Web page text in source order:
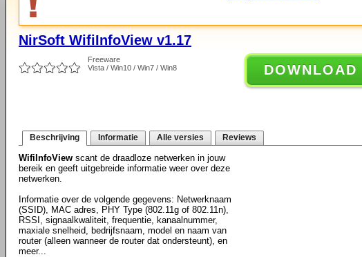
NirSoft WifiInfoView v1.17
Freeware
Vista / Win10 / Win7 / Win8
DOWNLOAD
Beschrijving Informatie Alle versies Reviews
WifiInfoView scant de draadloze netwerken in jouw
bereik en geeft uitgebreide informatie weer over deze
netwerken.
Informatie over de volgende gegevens: Netwerknaam
(SSID), MAC adres, PHY Type (802.11g of 802.11n),
RSSI, signaalkwaliteit, frequentie, kanaalnummer,
maxiale snelheid, bedrijfsnaam, model en naam van
router (alleen wanneer de router dat ondersteunt), en
meer...